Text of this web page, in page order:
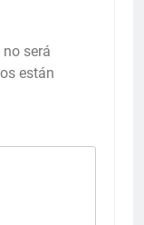
será
están